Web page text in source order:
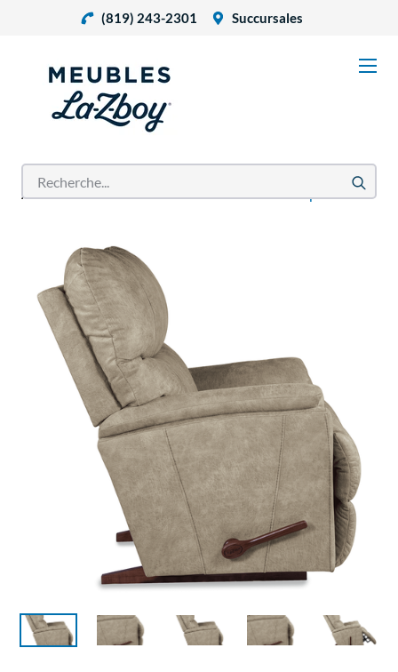
(819) 243-2301 Succursales
Accueil Produits Fauteuil à bascule Trouper